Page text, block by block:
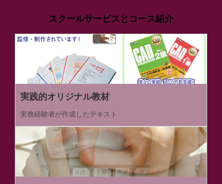
スクールサービスとコース紹介
実践的オリジナル教材
実務経験者が作成したテキスト